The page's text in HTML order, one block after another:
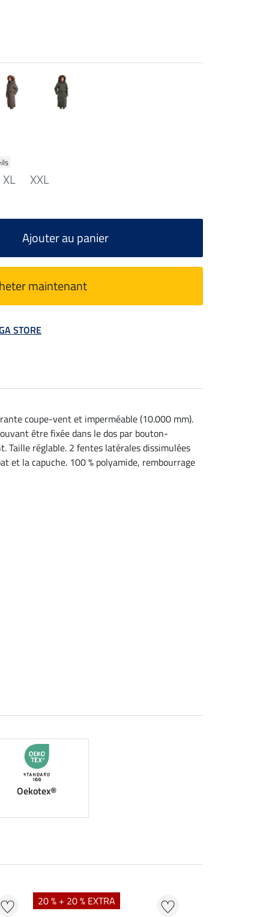
XL XXL
Ajouter au panier
maintenant
STORE
coupe-vent et imperméable (10.000 mm).
être fixée dans le dos par bouton-
Taille réglable. 2 fentes latérales dissimulées
et la capuche. 100 % polyamide, rembourrage
Oekotex®
20 % + 20 % EXTRA